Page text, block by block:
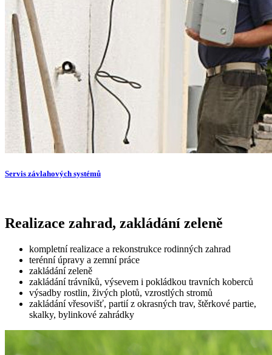
Servis závlahových systémů
Realizace zahrad, zakládání zeleně
kompletní realizace a rekonstrukce rodinných zahrad
terénní úpravy a zemní práce
zakládání zeleně
zakládání trávníků, výsevem i pokládkou travních koberců
výsadby rostlin, živých plotů, vzrostlých stromů
zakládání vřesovišť, partií z okrasných trav, štěrkové partie,
skalky, bylinkové zahrádky